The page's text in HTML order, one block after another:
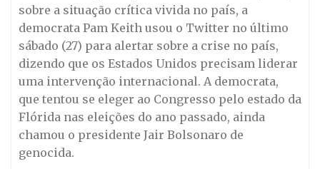
sobre a situação crítica vivida no país, a
democrata Pam Keith usou o Twitter no último
sábado (27) para alertar sobre a crise no país,
dizendo que os Estados Unidos precisam liderar
uma intervenção internacional. A democrata,
que tentou se eleger ao Congresso pelo estado da
Flórida nas eleições do ano passado, ainda
chamou o presidente Jair Bolsonaro de
genocida.